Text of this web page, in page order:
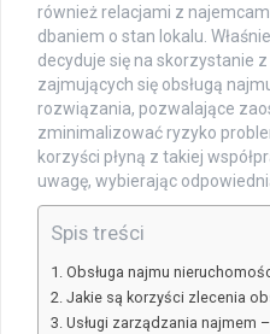
również relacjami z
dbaniem o stan lokalu.
decyduje się na skorzystanie
zajmujących się obsługą
rozwiązania, pozwalające
zminimalizować ryzyko
korzyści płyną z takiej
uwagę, wybierając
Spis treści
Obsługa najmu
Jakie są korzyści zlecenia
Usługi zarządzania najmem